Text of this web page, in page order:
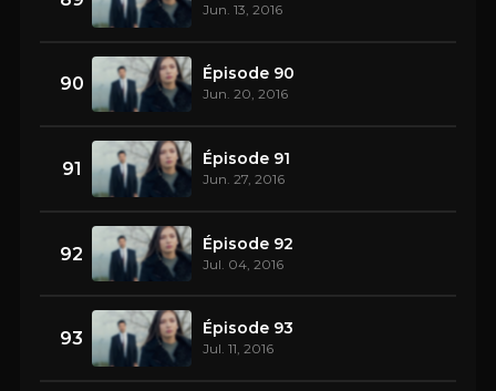
Jun. 13, 2016
90 Épisode 90
Jun. 20, 2016
91 Épisode 91
Jun. 27, 2016
92 Épisode 92
Jul. 04, 2016
93 Épisode 93
Jul. 11, 2016